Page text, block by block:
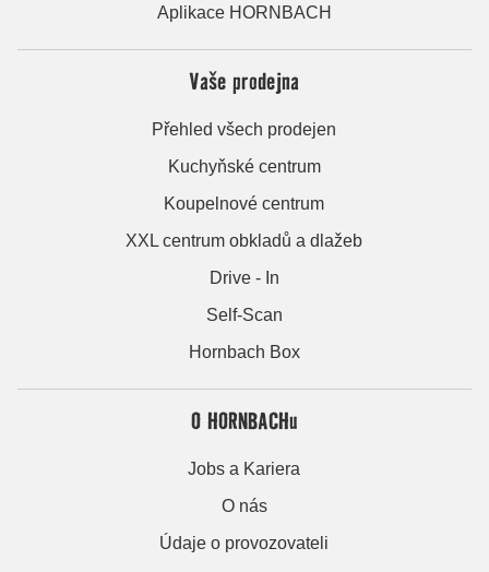
Aplikace HORNBACH
Vaše prodejna
Přehled všech prodejen
Kuchyňské centrum
Koupelnové centrum
XXL centrum obkladů a dlažeb
Drive - In
Self-Scan
Hornbach Box
O HORNBACHu
Jobs a Kariera
O nás
Údaje o provozovateli